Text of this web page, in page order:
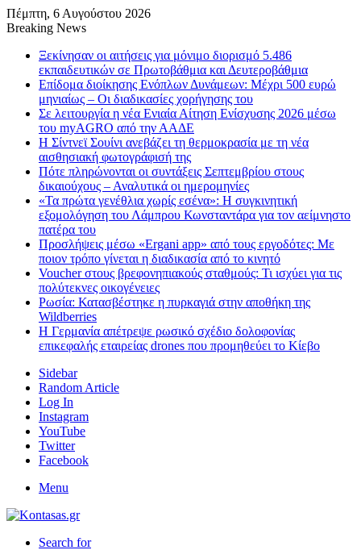
Πέμπτη, 6 Αυγούστου 2026
Breaking News
Ξεκίνησαν οι αιτήσεις για μόνιμο διορισμό 5.486
εκπαιδευτικών σε Πρωτοβάθμια και Δευτεροβάθμια
Επίδομα διοίκησης Ενόπλων Δυνάμεων: Μέχρι 500 ευρώ
μηνιαίως – Οι διαδικασίες χορήγησης του
Σε λειτουργία η νέα Ενιαία Αίτηση Ενίσχυσης 2026 μέσω
του myAGRO από την ΑΑΔΕ
Η Σίντνεϊ Σουίνι ανεβάζει τη θερμοκρασία με τη νέα
αισθησιακή φωτογράφισή της
Πότε πληρώνονται οι συντάξεις Σεπτεμβρίου στους
δικαιούχους – Αναλυτικά οι ημερομηνίες
«Τα πρώτα γενέθλια χωρίς εσένα»: Η συγκινητική
εξομολόγηση του Λάμπρου Κωνσταντάρα για τον αείμνηστο
πατέρα του
Προσλήψεις μέσω «Ergani app» από τους εργοδότες: Με
ποιον τρόπο γίνεται η διαδικασία από το κινητό
Voucher στους βρεφονηπιακούς σταθμούς: Τι ισχύει για τις
πολύτεκνες οικογένειες
Ρωσία: Κατασβέστηκε η πυρκαγιά στην αποθήκη της
Wildberries
Η Γερμανία απέτρεψε ρωσικό σχέδιο δολοφονίας
επικεφαλής εταιρείας drones που προμηθεύει το Κίεβο
Sidebar
Random Article
Log In
Instagram
YouTube
Twitter
Facebook
Menu
Search for